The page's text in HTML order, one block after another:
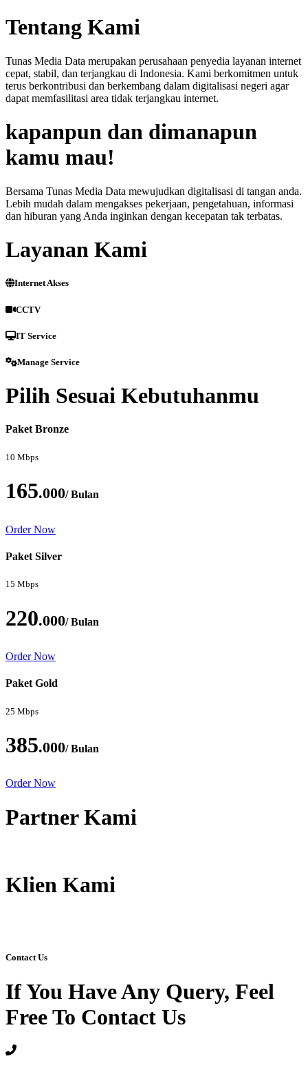
Tentang Kami
Tunas Media Data merupakan perusahaan penyedia layanan internet
cepat, stabil, dan terjangkau di Indonesia. Kami berkomitmen untuk
terus berkontribusi dan berkembang dalam digitalisasi negeri agar
dapat memfasilitasi area tidak terjangkau internet.
kapanpun dan dimanapun
kamu mau!
Bersama Tunas Media Data mewujudkan digitalisasi di tangan anda.
Lebih mudah dalam mengakses pekerjaan, pengetahuan, informasi
dan hiburan yang Anda inginkan dengan kecepatan tak terbatas.
Layanan Kami
Internet Akses
CCTV
IT Service
Manage Service
Pilih Sesuai Kebutuhanmu
Paket Bronze
10 Mbps
165.000/ Bulan
Order Now
Paket Silver
15 Mbps
220.000/ Bulan
Order Now
Paket Gold
25 Mbps
385.000/ Bulan
Order Now
Partner Kami
Klien Kami
Contact Us
If You Have Any Query, Feel
Free To Contact Us